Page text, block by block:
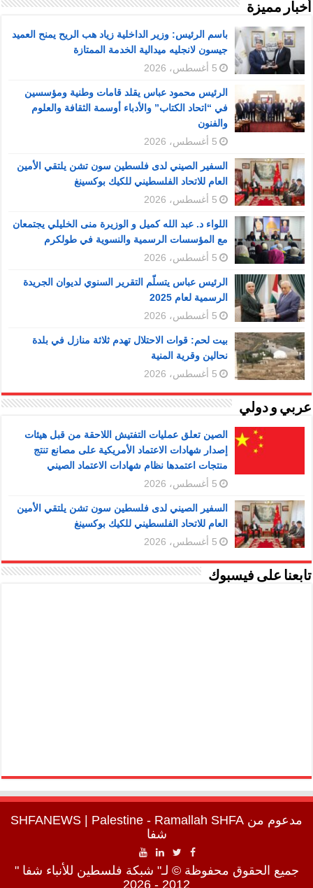
أخبار مميزة
باسم الرئيس: وزير الداخلية زياد هب الريح يمنح العميد
جيسون لانجليه ميدالية الخدمة الممتازة
5 أغسطس، 2026
الرئيس محمود عباس يقلد قامات وطنية ومؤسسين
في “اتحاد الكتاب” والأدباء أوسمة الثقافة والعلوم
والفنون
5 أغسطس، 2026
السفير الصيني لدى فلسطين سون تشن يلتقي الأمين
العام للاتحاد الفلسطيني للكيك بوكسينغ
5 أغسطس، 2026
اللواء د. عبد الله كميل و الوزيرة منى الخليلي يجتمعان
مع المؤسسات الرسمية والنسوية في طولكرم
5 أغسطس، 2026
الرئيس عباس يتسلّم التقرير السنوي لديوان الجريدة
الرسمية لعام 2025
5 أغسطس، 2026
بيت لحم: قوات الاحتلال تهدم ثلاثة منازل في بلدة
نحالين وقرية المنية
5 أغسطس، 2026
عربي و دولي
الصين تعلق عمليات التفتيش اللاحقة من قبل هيئات
إصدار شهادات الاعتماد الأمريكية على مصانع تنتج
منتجات اعتمدها نظام شهادات الاعتماد الصيني
5 أغسطس، 2026
السفير الصيني لدى فلسطين سون تشن يلتقي الأمين
العام للاتحاد الفلسطيني للكيك بوكسينغ
5 أغسطس، 2026
تابعنا على فيسبوك
مدعوم من SHFANEWS | Palestine - Ramallah SHFA
شفا
جميع الحقوق محفوظة © لـ" شبكة فلسطين للأنباء شفا "
2012 - 2026